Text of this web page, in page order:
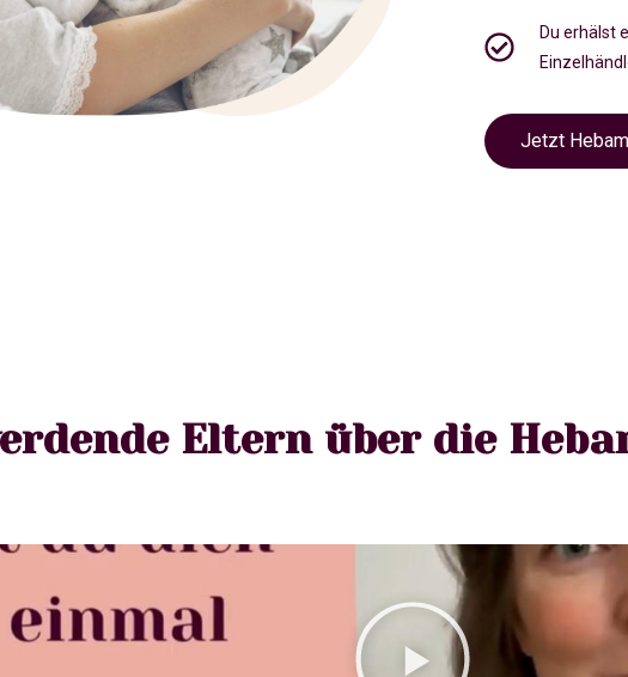
Du erhälst
Jetzt
Eltern über die